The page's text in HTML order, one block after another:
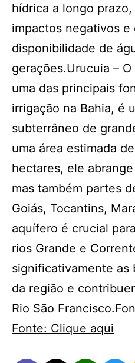
hídrica a longo
impactos negativos e
disponibilidade de
gerações.Urucuia –
uma das principais
irrigação na Bahia, é
subterrâneo de
uma área estimada
hectares, ele
mas também partes
Goiás, Tocantins,
aquífero é crucial
rios Grande e
significativamente as
da região e
Rio São
Fonte: Clique aqui